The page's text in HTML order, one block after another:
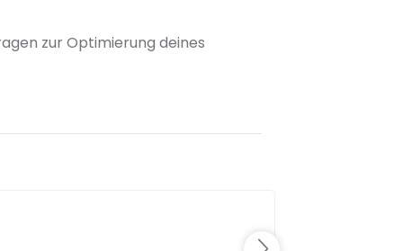
zur Optimierung deines